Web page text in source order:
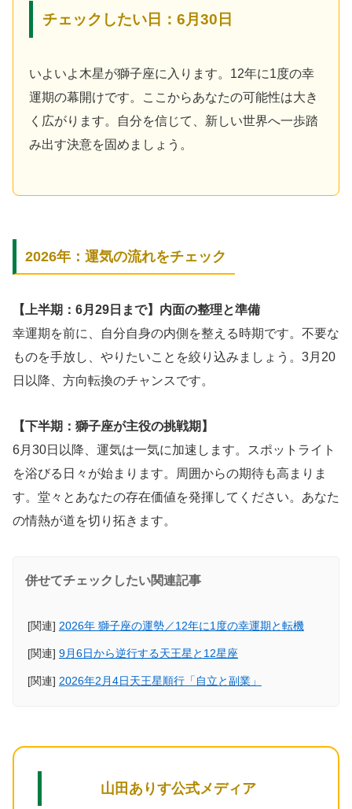
チェックしたい日：6月30日
いよいよ木星が獅子座に入ります。12年に1度の幸
運期の幕開けです。ここからあなたの可能性は大き
く広がります。自分を信じて、新しい世界へ一歩踏
み出す決意を固めましょう。
2026年：運気の流れをチェック
【上半期：6月29日まで】内面の整理と準備
幸運期を前に、自分自身の内側を整える時期です。不要な
ものを手放し、やりたいことを絞り込みましょう。3月20
日以降、方向転換のチャンスです。
【下半期：獅子座が主役の挑戦期】
6月30日以降、運気は一気に加速します。スポットライト
を浴びる日々が始まります。周囲からの期待も高まりま
す。堂々とあなたの存在価値を発揮してください。あなた
の情熱が道を切り拓きます。
併せてチェックしたい関連記事
[関連] 2026年 獅子座の運勢／12年に1度の幸運期と転機
[関連] 9月6日から逆行する天王星と12星座
[関連] 2026年2月4日天王星順行「自立と副業」
山田ありす公式メディア